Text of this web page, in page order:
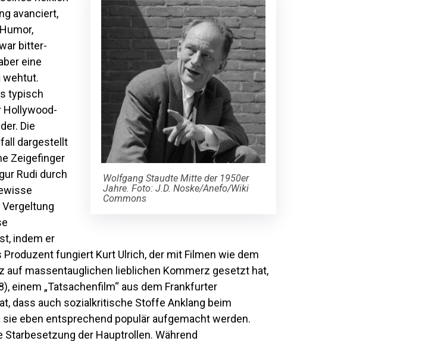
Wolfgang Staudte Mitte der 1950er
Jahre. Foto: J.D. Noske/Anefo/Wiki
Commons
avanciert,
bitter-
eine
wehtut.
typisch
Hollywood-
Die
dargestellt
Zeigefinger
Rudi durch
indem er
fungiert Kurt Ulrich, der mit Filmen wie dem
auf massentauglichen lieblichen Kommerz gesetzt hat,
einem „Tatsachenfilm“ aus dem Frankfurter
dass auch sozialkritische Stoffe Anklang beim
eben entsprechend populär aufgemacht werden.
der Hauptrollen. Während